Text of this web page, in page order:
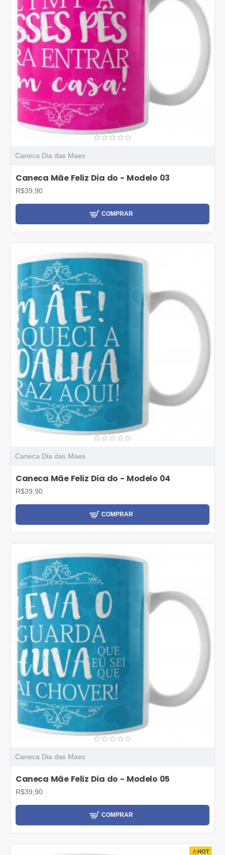
Caneca Dia das Maes
Caneca Mãe Feliz Dia do - Modelo 03
R$39,90
COMPRAR
Caneca Dia das Maes
Caneca Mãe Feliz Dia do - Modelo 04
R$39,90
COMPRAR
Caneca Dia das Maes
Caneca Mãe Feliz Dia do - Modelo 05
R$39,90
COMPRAR
HOT